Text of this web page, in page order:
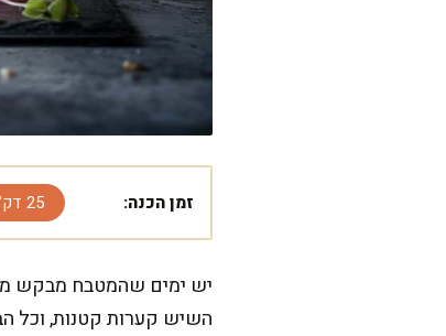
זמן הכנה: 25 דק'
יש ימים שהמטבח מבקש
השיש קערות קטנות, וכל